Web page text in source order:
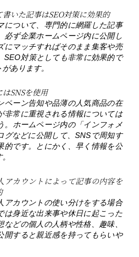
いた記事はSEO対策に効果的
について、専門的に網羅した記事
必ず企業ホームページ内に公開し
にマッチすればそのまま集客や売
SEO対策としても非常に効果的で
あります。
SNSを使用
ペーン告知や品薄の人気商品の在
非常に重視される情報については
。ホームページ内の「インフォメ
グなどに公開して、SNSで周知す
的です。とにかく、早く情報を公
アカウントによって記事の内容を
アカウントの使い分けをする場合
は身近な出来事や休日に起こった
などの個人の人柄や性格、趣味、
開すると親近感を持ってもらいや